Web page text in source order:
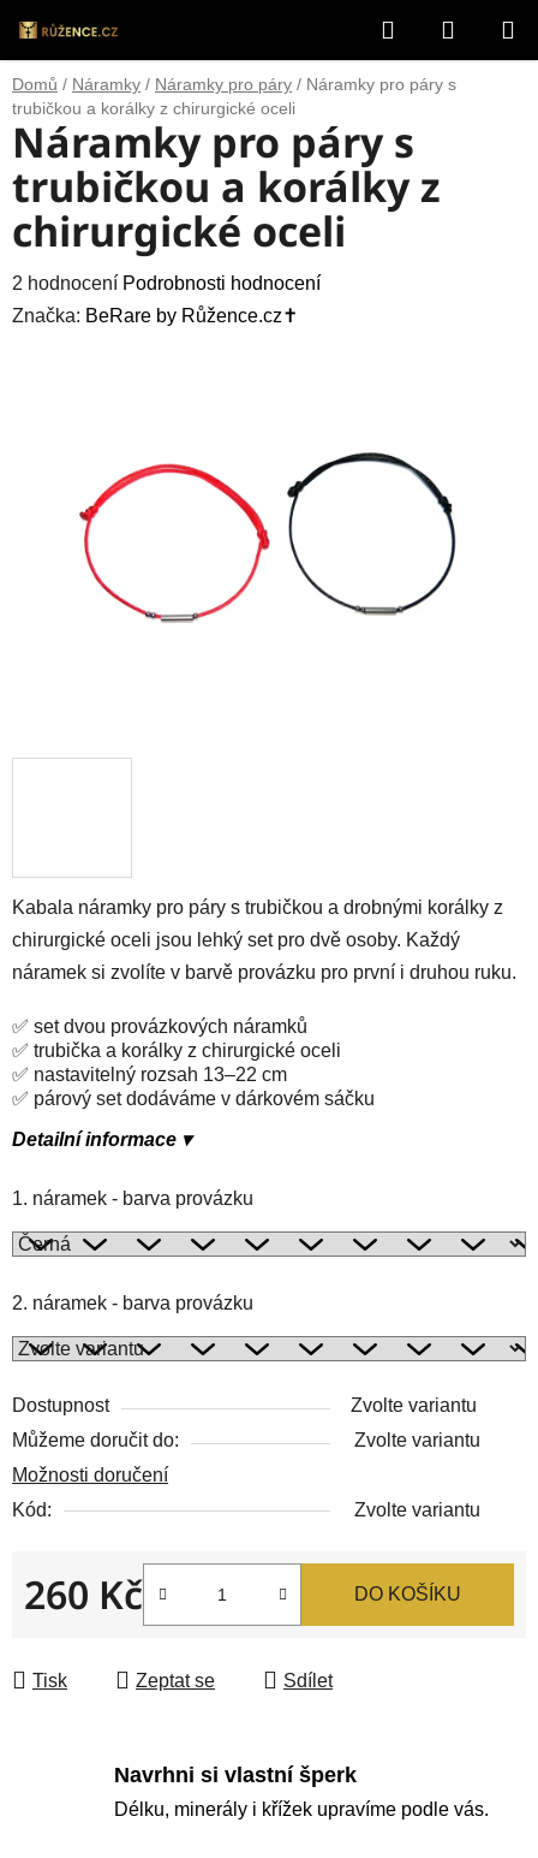
na
obsah
Hledat
KOŠÍK
Domů / Náramky / Náramky pro páry / Náramky pro páry s
trubičkou a korálky z chirurgické oceli
Kabala náramky pro páry s trubičkou a drobnými korálky z
chirurgické oceli jsou lehký set pro dvě osoby. Každý
náramek si zvolíte v barvě provázku pro první i druhou ruku.
✅ set dvou provázkových náramků
✅ trubička a korálky z chirurgické oceli
✅ nastavitelný rozsah 13–22 cm
✅ párový set dodáváme v dárkovém sáčku
Detailní informace ▾
1. náramek - barva provázku
2. náramek - barva provázku
Dostupnost
Zvolte variantu
Můžeme doručit do:
Zvolte variantu
Možnosti doručení
Kód:
Zvolte variantu
260 Kč DO KOŠÍKU
Tisk Zeptat se Sdílet
Náramky pro páry s
trubičkou a korálky z
chirurgické oceli
Průměrné
hodnocení
hvězdiček.
2 hodnocení Podrobnosti hodnocení
Značka: BeRare by Růžence.cz✝️
Navrhni si vlastní šperk
Délku, minerály i křížek upravíme podle vás.